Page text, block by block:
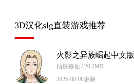
3D汉化slg直装游戏推荐
火影之异族崛起中文版
仙侠修仙 / 20.2MB
2026-08-08更新